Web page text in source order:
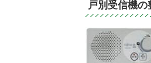
戸別受信機の